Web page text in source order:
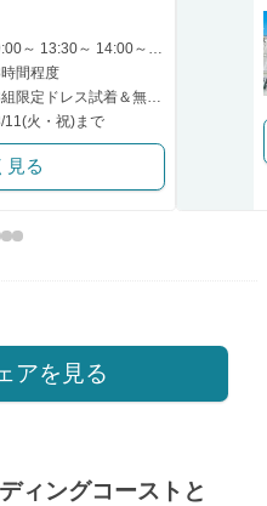
受付時間：9:00～ 13:30～ 14:00～ 14:30～ 17:00～
間程度
料金：先着3組限定ドレス試着＆無料厳選和牛フィレ肉試食
11(火・祝)まで
見る
アを見る
ィングコーストと